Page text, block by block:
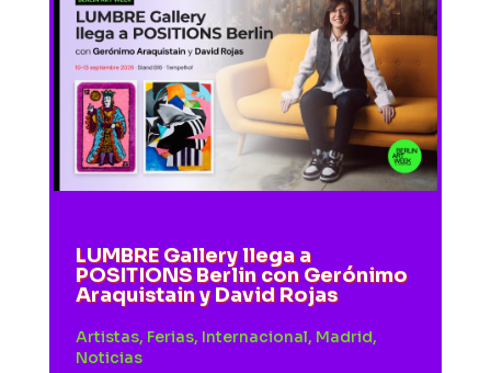
LUMBRE Gallery llega a
POSITIONS Berlin con Gerónimo
Araquistain y David Rojas
Artistas, Ferias, Internacional, Madrid,
Noticias